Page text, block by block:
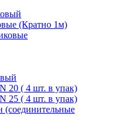
(Кратно 1м)
20 ( 4 шт. в упак)
25 ( 4 шт. в упак)